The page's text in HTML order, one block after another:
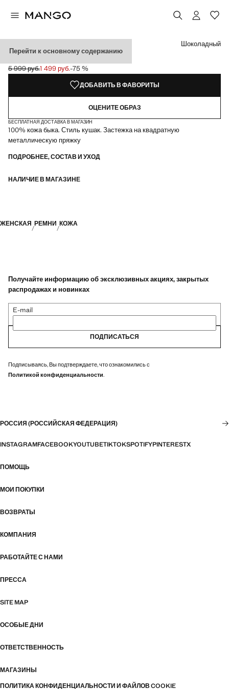
Перейти к основному содержанию
ШИРОКИЙ КОЖАНЫЙ ПОЯС
Начальная цена зачеркнута [5 999 руб. ]
5 999 руб.
Текущая цена [1 499 руб. ]
1 499 руб.-75 %
Выберите цвет
Выбранный цвет: Шоколадный
Шоколадный
ДОБАВИТЬ В ФАВОРИТЫ
ОЦЕНИТЕ ОБРАЗ
БЕСПЛАТНАЯ ДОСТАВКА В МАГАЗИН
100% кожа быка. Стиль кушак. Застежка на квадратную
металлическую пряжку
ПОДРОБНЕЕ, СОСТАВ И УХОД
НАЛИЧИЕ В МАГАЗИНЕ
ЖЕНСКАЯ РЕМНИ КОЖА
Получайте информацию об эксклюзивных акциях, закрытых
распродажах и новинках
E-mail
ПОДПИСАТЬСЯ
Подписываясь, Вы подтверждаете, что ознакомились с
Политикой конфиденциальности.
РОССИЯ (РОССИЙСКАЯ ФЕДЕРАЦИЯ)
INSTAGRAMFACEBOOKYOUTUBETIKTOKSPOTIFYPINTERESTX
ПОМОЩЬ
МОИ ПОКУПКИ
ВОЗВРАТЫ
КОМПАНИЯ
РАБОТАЙТЕ С НАМИ
ПРЕССА
SITE MAP
ОСОБЫЕ ДНИ
ОТВЕТСТВЕННОСТЬ
МАГАЗИНЫ
ПОЛИТИКА КОНФИДЕНЦИАЛЬНОСТИ И ФАЙЛОВ COOKIE